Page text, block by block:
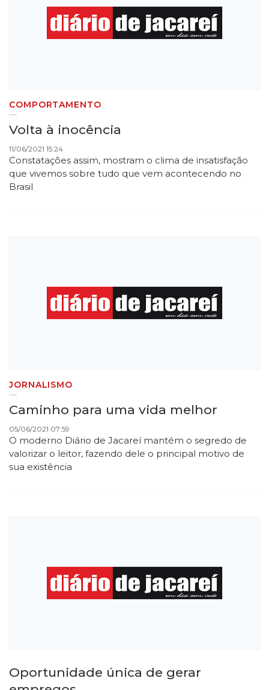
COMPORTAMENTO
Volta à inocência
11/06/2021 15:24
Constatações assim, mostram o clima de insatisfação
que vivemos sobre tudo que vem acontecendo no
Brasil
JORNALISMO
Caminho para uma vida melhor
05/06/2021 07:59
O moderno Diário de Jacareí mantém o segredo de
valorizar o leitor, fazendo dele o principal motivo de
sua existência
Oportunidade única de gerar